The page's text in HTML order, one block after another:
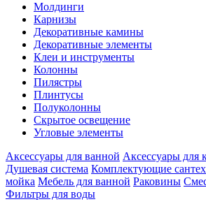
Молдинги
Карнизы
Декоративные камины
Декоративные элементы
Клеи и инструменты
Колонны
Пилястры
Плинтусы
Полуколонны
Скрытое освещение
Угловые элементы
Аксессуары для ванной Аксессуары для
Душевая система Комплектующие
мойка Мебель для ванной Раковины
Фильтры для воды